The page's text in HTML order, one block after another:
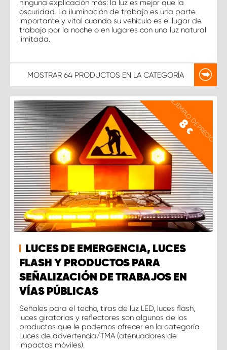
ninguna explicación más: la luz es mejor que la
oscuridad. La iluminación de trabajo es una parte
importante y vital cuando su vehículo es el lugar de
trabajo por la noche o en lugares con una luz natural
limitada.
MOSTRAR 64 PRODUCTOS EN LA CATEGORÍA
EJEMPLO DE PRECIO
8
€
LUCES DE EMERGENCIA, LUCES
FLASH Y PRODUCTOS PARA
SEÑALIZACIÓN DE TRABAJOS EN
VÍAS PÚBLICAS
Señales para el techo, tiras de luz LED, luces flash,
luces giratorias y reflectores son algunos de los
productos que le podemos ofrecer en la categoría
Luces de advertencia/TMA (atenuadores de
impactos móviles).